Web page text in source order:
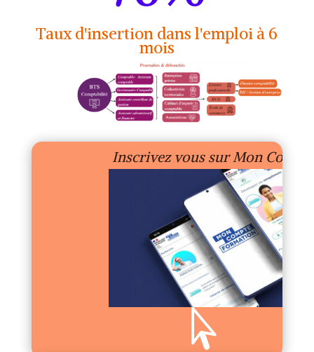
Taux d'insertion dans l'emploi à 6
mois
Inscrivez vous sur Mon
